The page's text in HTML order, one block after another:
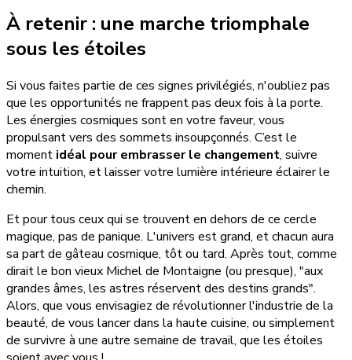
À retenir : une marche triomphale
sous les étoiles
Si vous faites partie de ces signes privilégiés, n'oubliez pas
que les opportunités ne frappent pas deux fois à la porte.
Les énergies cosmiques sont en votre faveur, vous
propulsant vers des sommets insoupçonnés. C’est le
moment idéal pour embrasser le changement, suivre
votre intuition, et laisser votre lumière intérieure éclairer le
chemin.
Et pour tous ceux qui se trouvent en dehors de ce cercle
magique, pas de panique. L'univers est grand, et chacun aura
sa part de gâteau cosmique, tôt ou tard. Après tout, comme
dirait le bon vieux Michel de Montaigne (ou presque), "aux
grandes âmes, les astres réservent des destins grands".
Alors, que vous envisagiez de révolutionner l'industrie de la
beauté, de vous lancer dans la haute cuisine, ou simplement
de survivre à une autre semaine de travail, que les étoiles